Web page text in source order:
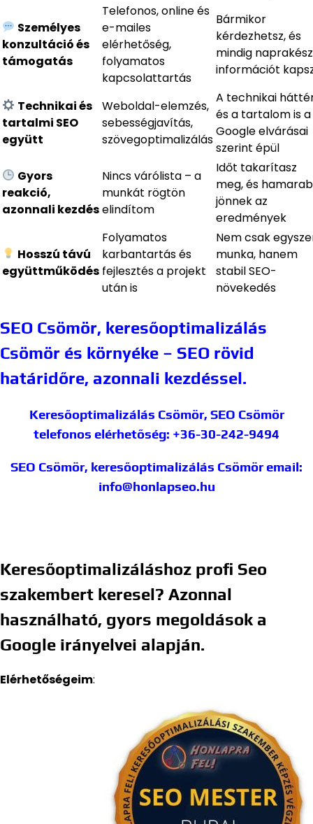
Személyes
konzultáció és
támogatás
Telefonos, online és
e-mailes
elérhetőség,
folyamatos
kapcsolattartás
Bármikor
kérdezhetsz, és
mindig naprakész
információt
Technikai és
tartalmi SEO
együtt
Weboldal-elemzés,
sebességjavítás,
szövegoptimalizálás
A technikai
és a tartalom is a
Google elvárásai
szerint épül
Gyors
reakció,
azonnali kezdés
Nincs várólista – a
munkát rögtön
elindítom
Időt takarítasz
meg, és
jönnek az
eredmények
Hosszú távú
együttműködés
Folyamatos
karbantartás és
fejlesztés a projekt
után is
Nem csak
munka, hanem
stabil SEO-
növekedés
SEO Csömör, keresőoptimalizálás
Csömör és környéke – SEO rövid
határidőre, azonnali kezdéssel.
Keresőoptimalizálás Csömör, SEO Csömör
telefonos elérhetőség: +36-30-242-9494
SEO Csömör, keresőoptimalizálás Csömöremail:
info@honlapseo.hu
Keresőoptimalizáláshoz profi Seo
szakembert keresel? Azonnal
használható, gyors megoldások a
Google irányelvei alapján.
Elérhetőségeim: